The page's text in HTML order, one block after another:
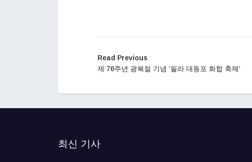
Read Previous
제 76주년 광복절 기념 ‘필라 대동포 화합 축제’
최신 기사